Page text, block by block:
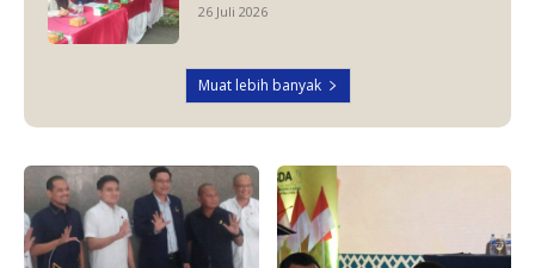
26 Juli 2026
Muat lebih banyak